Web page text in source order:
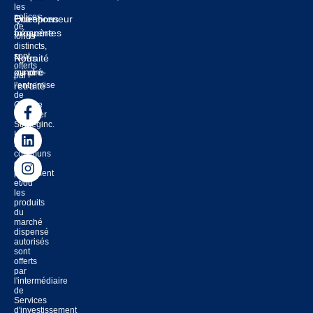
les
polices
de
fonds
distincts,
sont
offerts
par
l'entremise
de
Groupe
financier
Strateginc.
Les
fonds
communs
de
placement
et/ou
les
produits
du
marché
dispensé
autorisés
sont
offerts
par
l'intermédiaire
de
Services
d'investissement
Entrepreneur
prospère
Retraité
ou pré-
retraité
Questions
fréquentes
Nous
joindre